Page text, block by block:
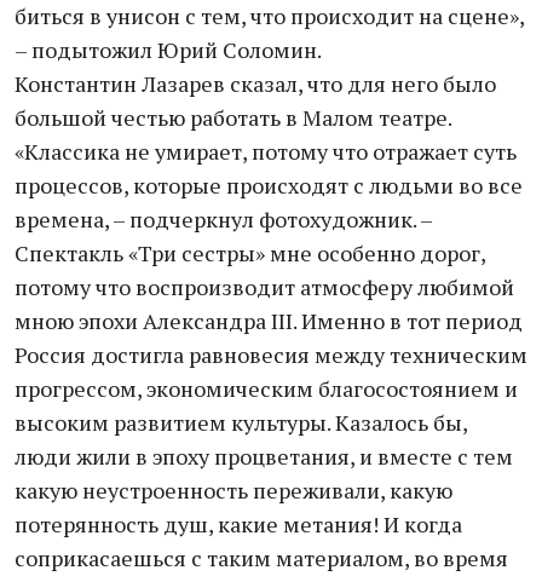
биться в унисон с тем, что происходит на сцене»,
– подытожил Юрий Соломин.
Константин Лазарев сказал, что для него было
большой честью работать в Малом театре.
«Классика не умирает, потому что отражает суть
процессов, которые происходят с людьми во все
времена, – подчеркнул фотохудожник. –
Спектакль «Три сестры» мне особенно дорог,
потому что воспроизводит атмосферу любимой
мною эпохи Александра III. Именно в тот период
Россия достигла равновесия между техническим
прогрессом, экономическим благосостоянием и
высоким развитием культуры. Казалось бы,
люди жили в эпоху процветания, и вместе с тем
какую неустроенность переживали, какую
потерянность душ, какие метания! И когда
соприкасаешься с таким материалом, во время